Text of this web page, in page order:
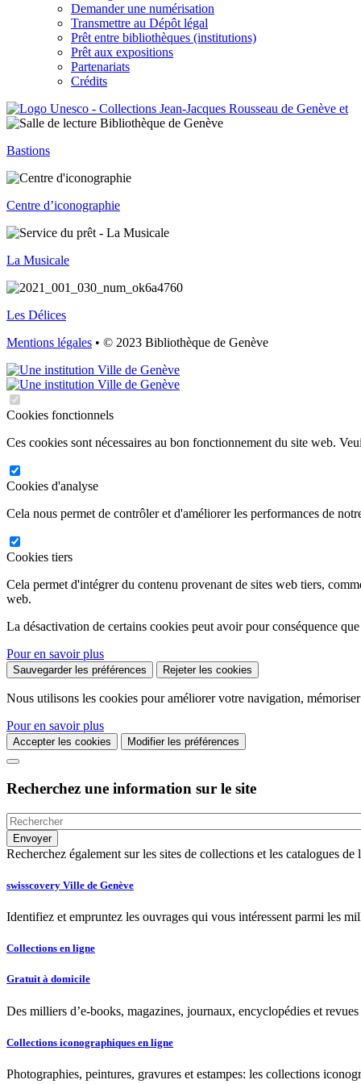
Demander une numérisation
Transmettre au Dépôt légal
Prêt entre bibliothèques (institutions)
Prêt aux expositions
Partenariats
Crédits
Bastions
Centre d’iconographie
La Musicale
Les Délices
Mentions légales • © 2023 Bibliothèque de Genève
Cookies fonctionnels
Ces cookies sont nécessaires au bon fonctionnement du site web.
Cookies d'analyse
Cela nous permet de contrôler et d'améliorer les performances de
Cookies tiers
Cela permet d'intégrer du contenu provenant de sites web tiers,
web.
La désactivation de certains cookies peut avoir pour conséquence
Pour en savoir plus
Sauvegarder les préférences Rejeter les cookies
Nous utilisons les cookies pour améliorer votre navigation,
Pour en savoir plus
Accepter les cookies Modifier les préférences
Recherchez une information sur le site
Recherchez également sur les sites de collections et les catalogues
swisscovery Ville de Genève
Identifiez et empruntez les ouvrages qui vous intéressent parmi les
Collections en ligne
Gratuit à domicile
Des milliers d’e-books, magazines, journaux, encyclopédies et
Collections iconographiques en ligne
Photographies, peintures, gravures et estampes: les collections